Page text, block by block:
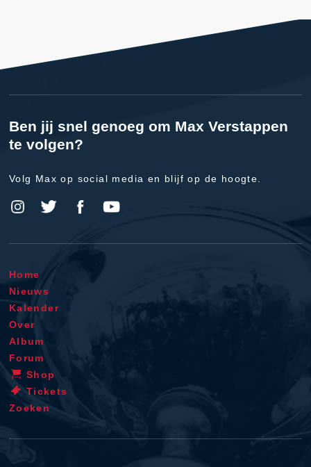
Ben jij snel genoeg om Max Verstappen
te volgen?
Volg Max op social media en blijf op de hoogte.
Home
Nieuws
Kalender
Over
Album
Forum
Shop
Tickets
Zoeken